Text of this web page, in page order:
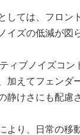
しては、フロン
イズの低減が図
ィブノイズコン
加えてフェンダ
静けさにも配慮
より、日常の移